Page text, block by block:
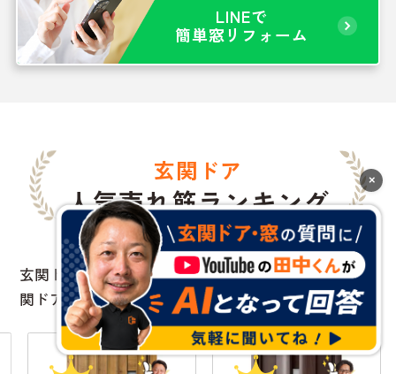
LINEで
簡単窓リフォーム
玄関ドア
人気売れ筋ランキング
玄関ドアをする方によく選ばれているおすすめの玄
関ドアはこちらです。
×